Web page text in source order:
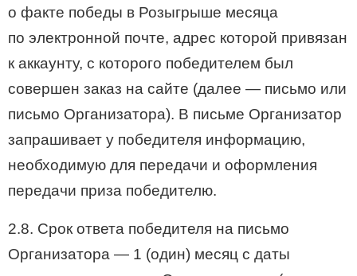
о факте победы в Розыгрыше месяца
по электронной почте, адрес которой привязан
к аккаунту, с которого победителем был
совершен заказ на сайте (далее — письмо или
письмо Организатора). В письме Организатор
запрашивает у победителя информацию,
необходимую для передачи и оформления
передачи приза победителю.
2.8. Срок ответа победителя на письмо
Организатора — 1 (один) месяц с даты